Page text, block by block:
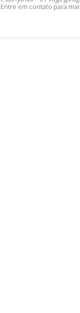
Entre em contato para
atender. A